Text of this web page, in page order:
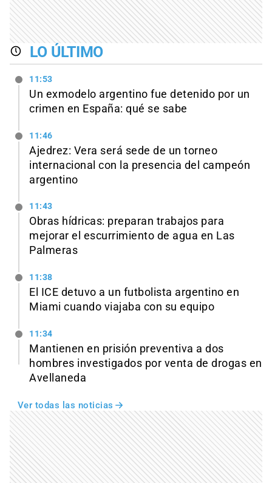
LO ÚLTIMO
11:53
Un exmodelo argentino fue detenido por un
crimen en España: qué se sabe
11:46
Ajedrez: Vera será sede de un torneo
internacional con la presencia del campeón
argentino
11:43
Obras hídricas: preparan trabajos para
mejorar el escurrimiento de agua en Las
Palmeras
11:38
El ICE detuvo a un futbolista argentino en
Miami cuando viajaba con su equipo
11:34
Mantienen en prisión preventiva a dos
hombres investigados por venta de drogas en
Avellaneda
Ver todas las noticias